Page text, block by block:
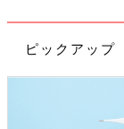
ピックアップ